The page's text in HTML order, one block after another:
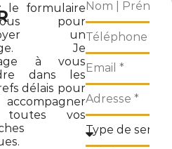
le formulaire
pour
un
Je
à vous
dans les
délais pour
toutes vos